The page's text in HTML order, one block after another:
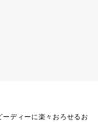
ディーに楽々おろせるお